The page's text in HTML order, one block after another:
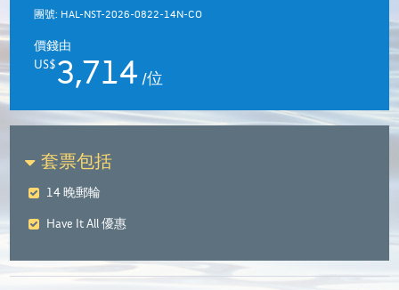
團號: HAL-NST-2026-0822-14N-CO
價錢由
US$3,714 /位
套票包括
14 晚郵輪
Have It All 優惠